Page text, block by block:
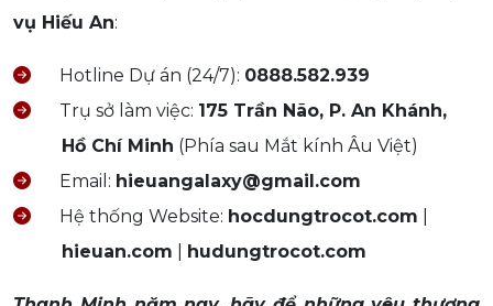
vụ Hiếu An:
Hotline Dự án (24/7): 0888.582.939
Trụ sở làm việc: 175 Trần Não, P. An Khánh,
Hồ Chí Minh (Phía sau Mắt kính Âu Việt)
Email: hieuangalaxy@gmail.com
Hệ thống Website: hocdungtrocot.com
hieuan.com
hudungtrocot.com